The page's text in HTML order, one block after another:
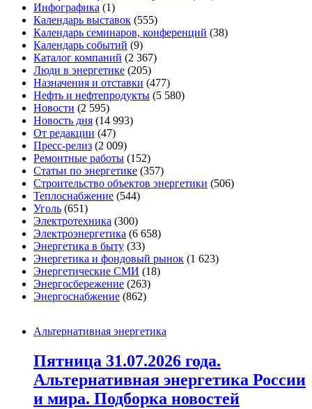
Инфографика (1)
Календарь выставок (555)
Календарь семинаров, конференций (38)
Календарь событий (9)
Каталог компаний (2 367)
Люди в энергетике (205)
Назначения и отставки (477)
Нефть и нефтепродукты (5 580)
Новости (2 595)
Новость дня (14 993)
От редакции (47)
Пресс-релиз (2 009)
Ремонтные работы (152)
Статьи по энергетике (357)
Строительство объектов энергетики (506)
Теплоснабжение (544)
Уголь (651)
Электротехника (300)
Электроэнергетика (6 658)
Энергетика в быту (33)
Энергетика и фондовый рынок (1 623)
Энергетические СМИ (18)
Энергосбережение (263)
Энергоснабжение (862)
Альтернативная энергетика
Пятница 31.07.2026 года.
Альтернативная энергетика России
и мира. Подборка новостей